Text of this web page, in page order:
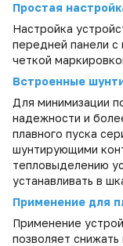
Простая
Настройка
передней панели
четкой
Встроенные
Для минимизации
надежности и
плавного пуска
шунтирующими
тепловыделению
устанавливать в
Применение для
Применение
позволяет